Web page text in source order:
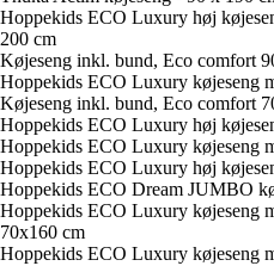
Hoppekids ECO Luxury høj
200 cm
Køjeseng inkl. bund, Eco comfort
Hoppekids ECO Luxury køjeseng
Køjeseng inkl. bund, Eco comfort
Hoppekids ECO Luxury høj
Hoppekids ECO Luxury køjeseng
Hoppekids ECO Luxury høj
Hoppekids ECO Dream JUMBO
Hoppekids ECO Luxury køjeseng
70x160 cm
Hoppekids ECO Luxury køjeseng